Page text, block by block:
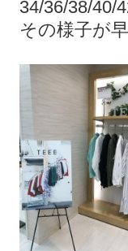
34/36/38/40/
その様子が